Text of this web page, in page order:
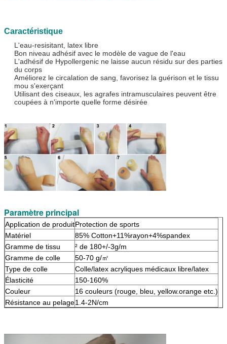
Caractéristique
L'eau-resisitant, latex libre
Bon niveau adhésif avec le modèle de vague de l'eau
L'adhésif de Hypollergenic ne laisse aucun résidu sur des parties
du corps
Améliorez le circalation de sang, favorisez la guérison et le tissu
mou s'exerçant
Utilisant des ciseaux, les agrafes intramusculaires peuvent être
coupées à n'importe quelle forme désirée
Paramètre principal
Application de produitProtection de sports
Matériel
85% Cotton+11%rayon+4%spandex
Gramme de tissu
² de 180+/-3g/m
Gramme de colle
50-70 g/㎡
Type de colle
Colle/latex acryliques médicaux libre/latex
Élasticité
150-160%
Couleur
16 couleurs (rouge, bleu, yellow.orange etc.)
Résistance au pelage1.4-2N/cm